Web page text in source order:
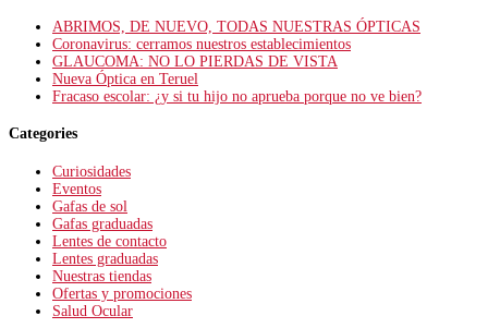
ABRIMOS, DE NUEVO, TODAS NUESTRAS ÓPTICAS
Coronavirus: cerramos nuestros establecimientos
GLAUCOMA: NO LO PIERDAS DE VISTA
Nueva Óptica en Teruel
Fracaso escolar: ¿y si tu hijo no aprueba porque no ve bien?
Categories
Curiosidades
Eventos
Gafas de sol
Gafas graduadas
Lentes de contacto
Lentes graduadas
Nuestras tiendas
Ofertas y promociones
Salud Ocular